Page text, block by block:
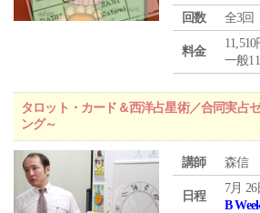
回数
全3回
料金
11,510
一般
タロット・カード＆西洋占星術／合同実占
ング～
講師 森信
日程
7月
B